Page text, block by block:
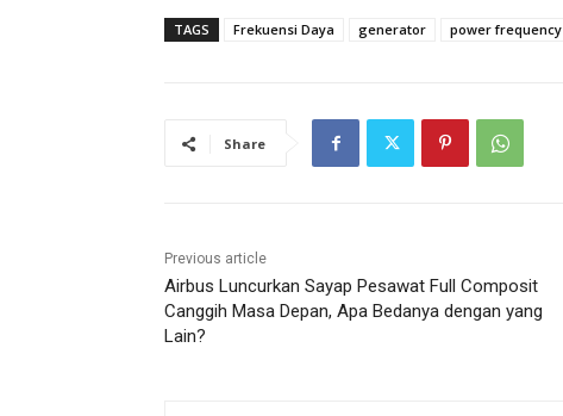
TAGS Frekuensi Daya generator power frequency
Share
Previous article
Airbus Luncurkan Sayap Pesawat Full Composit
Canggih Masa Depan, Apa Bedanya dengan yang
Lain?